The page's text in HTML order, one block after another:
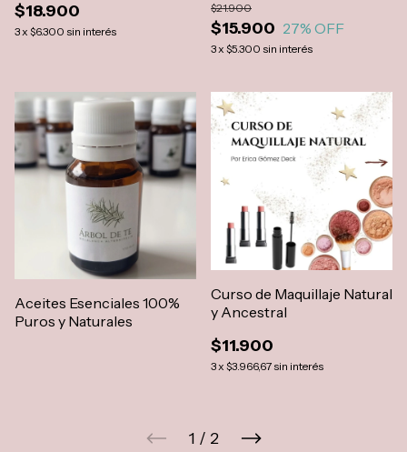
$18.900
3x $6.300 sin interés
PRODUCTOS"
$15.900
$21.900
27% OFF
3x $5.300 sin interés
Aceites Esenciales 100%
Puros y Naturales
Curso de Maquillaje Natural
y Ancestral
$11.900
3x $3.966,67sin interés
1 / 2